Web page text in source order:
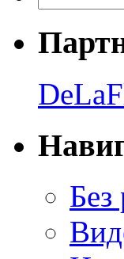
Без